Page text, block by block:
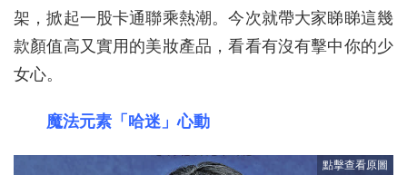
架，掀起一股卡通聯乘熱潮。今次就帶大家睇睇這幾
款顏值高又實用的美妝產品，看看有沒有擊中你的少
女心。
魔法元素「哈迷」心動